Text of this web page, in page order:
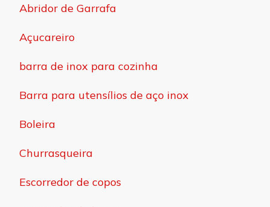
Abridor de Garrafa
Açucareiro
barra de inox para cozinha
Barra para utensílios de aço inox
Boleira
Churrasqueira
Escorredor de copos